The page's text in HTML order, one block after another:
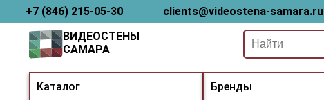
+7 (846) 215-05-30 clients@videostena-samara.ru
Каталог Бренды
ВИДЕОСТЕНЫ
САМАРА